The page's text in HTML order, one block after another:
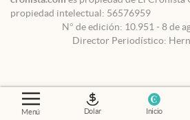
Menú Dolar Inicio
propiedad intelectual: 56576959
N° de edición: 10.951 - 8 de
Director Periodístico: